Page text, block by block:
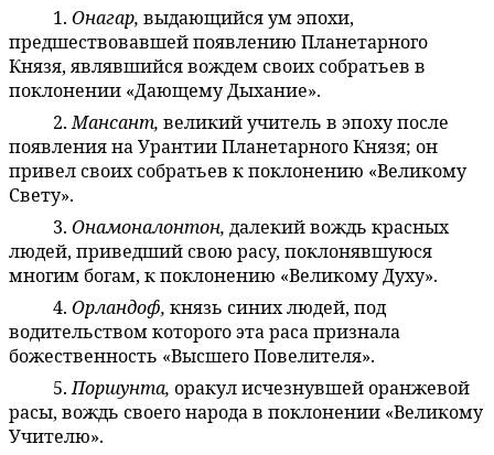
1. Онагар, выдающийся ум эпохи,
предшествовавшей появлению Планетарного
Князя, являвшийся вождем своих собратьев в
поклонении «Дающему Дыхание».
2.Мансант, великий учитель в эпоху после
появления на Урантии Планетарного Князя; он
привел своих собратьев к поклонению «Великому
Свету».
3. Онамоналонтон, далекий вождь красных
людей, приведший свою расу, поклонявшуюся
многим богам, к поклонению «Великому Духу».
4. Орландоф, князь синих людей, под
водительством которого эта раса признала
божественность «Высшего Повелителя».
5.Поршунта, оракул исчезнувшей оранжевой
расы, вождь своего народа в поклонении «Великому
Учителю».